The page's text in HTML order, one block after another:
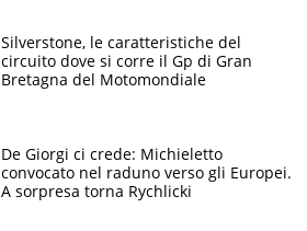
Silverstone, le caratteristiche del
circuito dove si corre il Gp di Gran
Bretagna del Motomondiale
De Giorgi ci crede: Michieletto
convocato nel raduno verso gli Europei.
A sorpresa torna Rychlicki